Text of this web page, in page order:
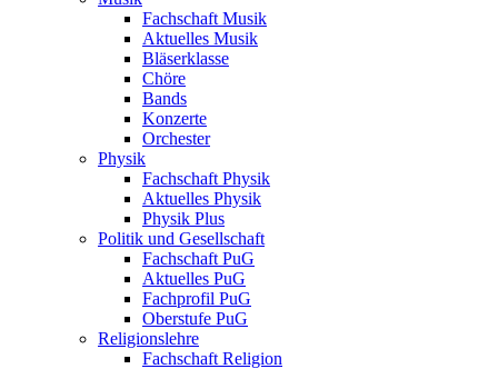
Fachschaft Musik
Aktuelles Musik
Bläserklasse
Chöre
Bands
Konzerte
Orchester
Physik
Fachschaft Physik
Aktuelles Physik
Physik Plus
Politik und Gesellschaft
Fachschaft PuG
Aktuelles PuG
Fachprofil PuG
Oberstufe PuG
Religionslehre
Fachschaft Religion